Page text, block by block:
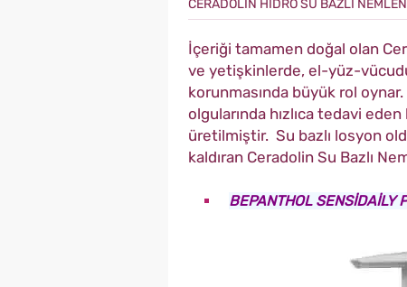
CERADOLİN HİDRO SU BAZLI
İçeriği tamamen doğal olan
ve yetişkinlerde, el-yüz-
korunmasında büyük rol oynar.
olgularında hızlıca tedavi
üretilmiştir. Su bazlı losyon
kaldıran Ceradolin Su Bazlı
BEPANTHOL